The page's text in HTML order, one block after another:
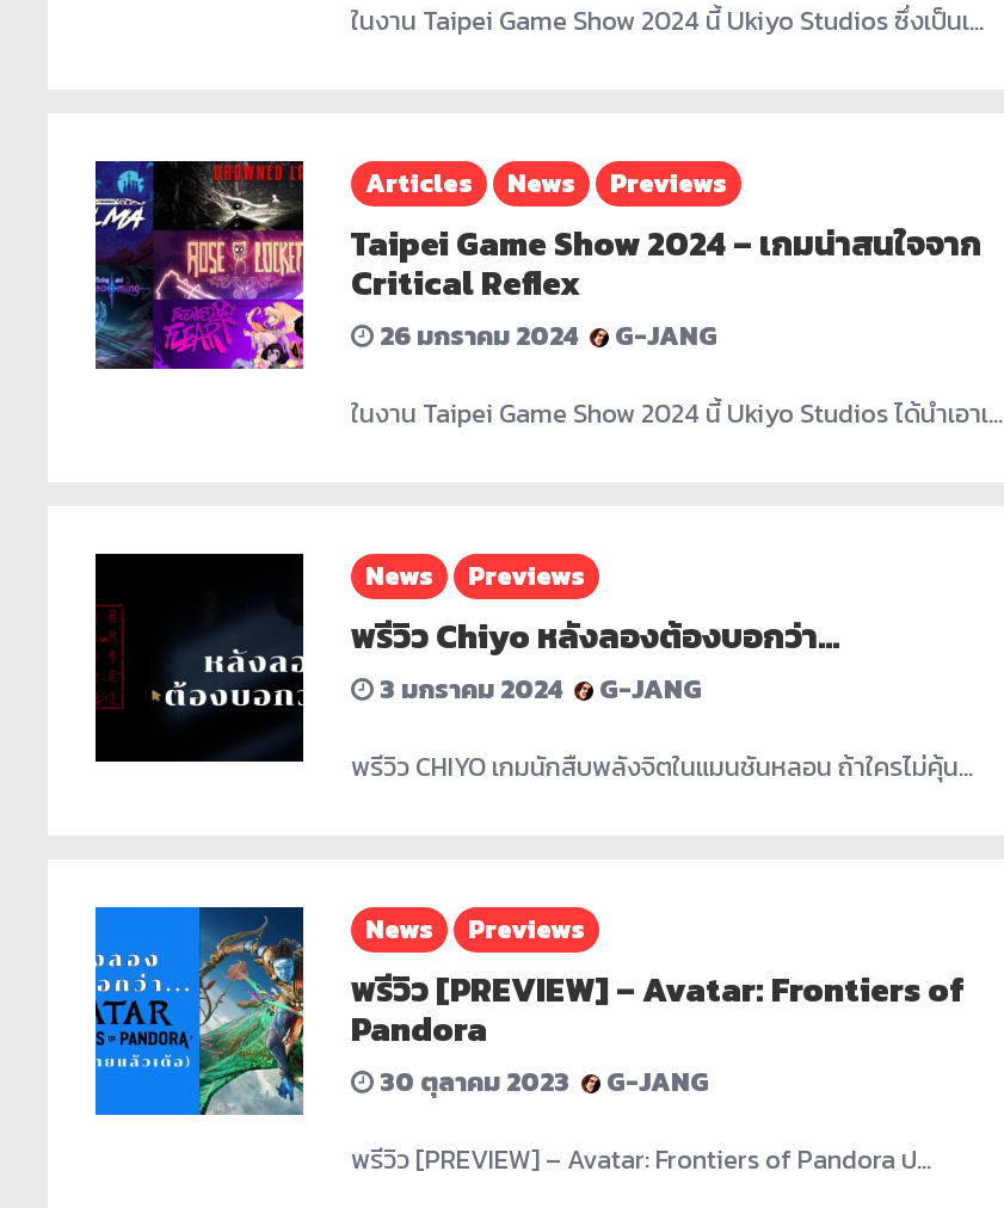
ในงาน Taipei Game Show 2024 นี้ Ukiyo Studios ซึ่งเป็นเ…
Articles News Previews
Taipei Game Show 2024 – เกมน่าสนใจจาก
Critical Reflex
26 มกราคม 2024
G-JANG
ในงาน Taipei Game Show 2024 นี้ Ukiyo Studios ได้นำเอาเ…
News Previews
พรีวิว Chiyo หลังลองต้องบอกว่า…
3 มกราคม 2024
G-JANG
พรีวิว CHIYO เกมนักสืบพลังจิตในแมนชันหลอน ถ้าใครไม่คุ้น…
News Previews
พรีวิว [PREVIEW] – Avatar: Frontiers of
Pandora
30 ตุลาคม 2023
G-JANG
พรีวิว [PREVIEW] – Avatar: Frontiers of Pandora ป…